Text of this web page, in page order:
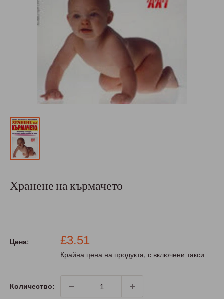
Хранене на кърмачето
Цена:
Промо
цена
£3.51
Крайна цена на продукта, с включени такси
Количество: